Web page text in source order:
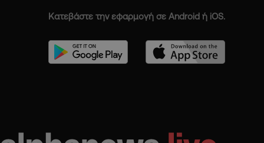
Κατεβάστε την εφαρμογή σε Android ή iOS.